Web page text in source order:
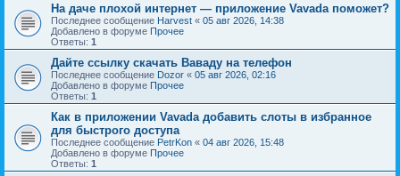
На даче плохой интернет — приложение Vavada поможет?
Последнее сообщение Harvest « 05 авг 2026, 14:38
Добавлено в форуме Прочее
Ответы: 1
Дайте ссылку скачать Ваваду на телефон
Последнее сообщение Dozor « 05 авг 2026, 02:16
Добавлено в форуме Прочее
Ответы: 1
Как в приложении Vavada добавить слоты в избранное
для быстрого доступа
Последнее сообщение PetrKon « 04 авг 2026, 15:48
Добавлено в форуме Прочее
Ответы: 1